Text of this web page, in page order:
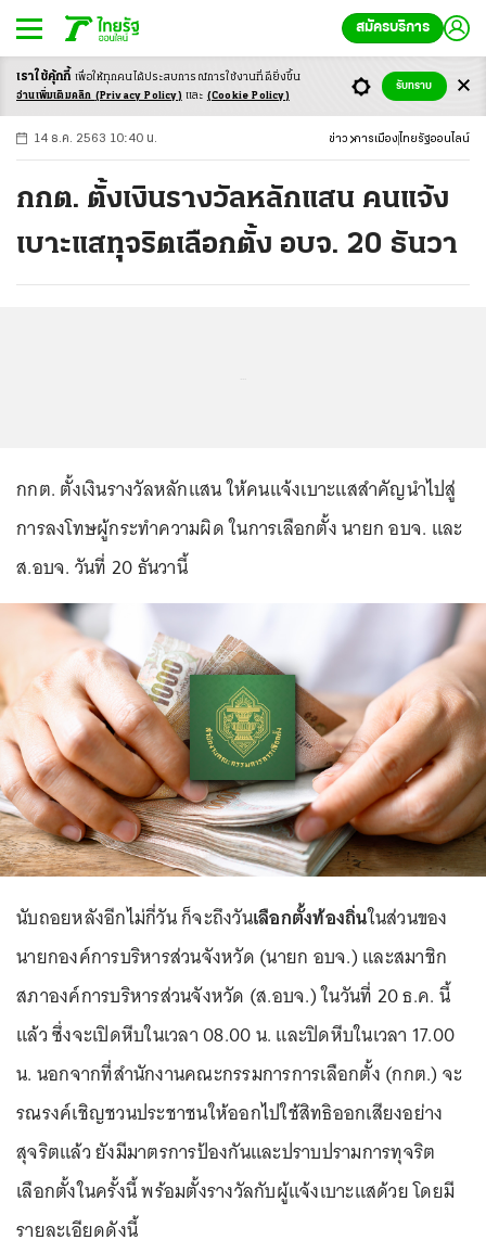
สมัครบริการ
-ก ก ก+
14 ธ.ค. 2563 10:40 น. ข่าว การเมือง ไทยรัฐออนไลน์
กกต. ตั้งเงินรางวัลหลักแสน คนแจ้ง
เบาะแสทุจริตเลือกตั้ง อบจ. 20 ธันวา
กกต. ตั้งเงินรางวัลหลักแสน ให้คนแจ้งเบาะแสสำคัญนำไปสู่
การลงโทษผู้กระทำความผิด ในการเลือกตั้ง นายก อบจ. และ
ส.อบจ. วันที่ 20 ธันวานี้
นับถอยหลังอีกไม่กี่วัน ก็จะถึงวันเลือกตั้งท้องถิ่นในส่วนของ
นายกองค์การบริหารส่วนจังหวัด (นายก อบจ.) และสมาชิก
สภาองค์การบริหารส่วนจังหวัด (ส.อบจ.) ในวันที่ 20 ธ.ค. นี้
แล้ว ซึ่งจะเปิดหีบในเวลา 08.00 น. และปิดหีบในเวลา 17.00
น. นอกจากที่สำนักงานคณะกรรมการการเลือกตั้ง (กกต.) จะ
รณรงค์เชิญชวนประชาชนให้ออกไปใช้สิทธิออกเสียงอย่าง
สุจริตแล้ว ยังมีมาตรการป้องกันและปราบปรามการทุจริต
เลือกตั้งในครั้งนี้ พร้อมตั้งรางวัลกับผู้แจ้งเบาะแสด้วย โดยมี
รายละเอียดดังนี้
เราใช้คุ้กกี้ เพื่อให้ทุกคนได้ประสบการณ์การใช้งานที่ดียิ่งขึ้น
อ่านเพิ่มเติมคลิก (Privacy Policy) และ (Cookie Policy)
รับทราบ